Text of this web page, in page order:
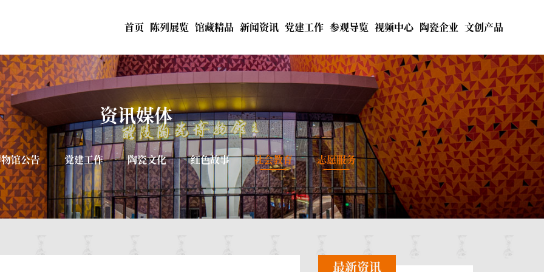
首页 陈列展览 馆藏精品 新闻资讯 党建工作 参观导览 视频中心 陶瓷企业 文创产品
资讯媒体
馆公告 党建工作 陶瓷文化 红色故事 社会教育 志愿服务
最新资讯